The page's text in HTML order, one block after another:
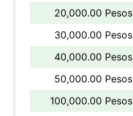
20,000.00 Pesos
30,000.00 Pesos
40,000.00 Pesos
50,000.00 Pesos
100,000.00 Pesos